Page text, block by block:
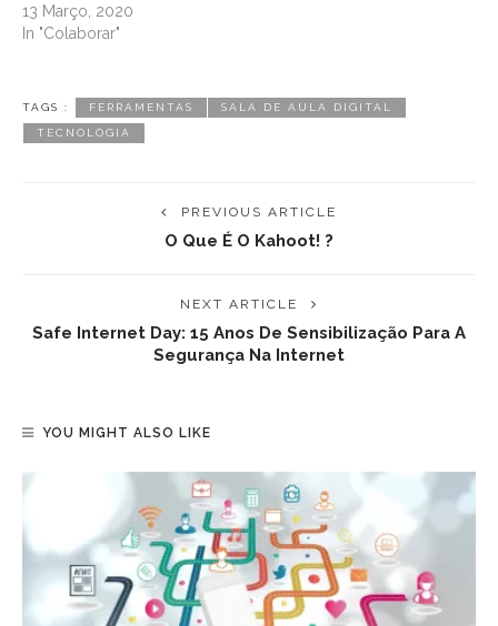
13 Março, 2020
In "Colaborar"
TAGS : FERRAMENTAS SALA DE AULA DIGITAL
TECNOLOGIA
PREVIOUS ARTICLE
O Que É O Kahoot! ?
NEXT ARTICLE
Safe Internet Day: 15 Anos De Sensibilização Para A
Segurança Na Internet
YOU MIGHT ALSO LIKE